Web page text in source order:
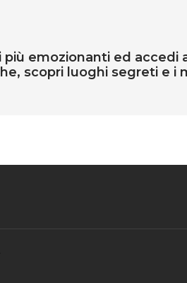
più emozionanti ed accedi
scopri luoghi segreti e i